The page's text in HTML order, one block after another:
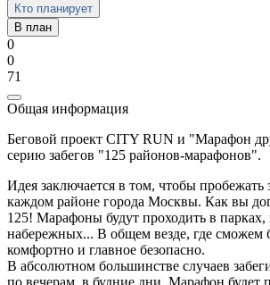
Кто планирует
В план
0
0
71
Общая информация
Беговой проект CITY RUN и "Марафон
серию забегов "125 районов-марафонов".
Идея заключается в том, чтобы пробежать
каждом районе города Москвы. Как вы
125! Марафоны будут проходить в парках,
набережных... В общем везде, где сможем
комфортно и главное безопасно.
В абсолютном большинстве случаев